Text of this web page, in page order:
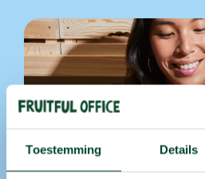
Toestemming Details